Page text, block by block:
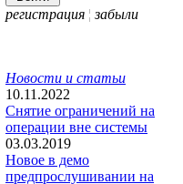
регистрация ¦ забыли
Новости и статьи
10.11.2022
Снятие ограничений на
операции вне системы
03.03.2019
Новое в демо
предпрослушивании на